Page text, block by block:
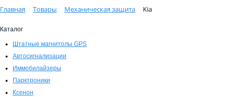
Главная Товары Механическая защита Kia
Каталог
Штатные магнитолы GPS
Автосигнализации
Иммобилайзеры
Парктроники
Ксенон